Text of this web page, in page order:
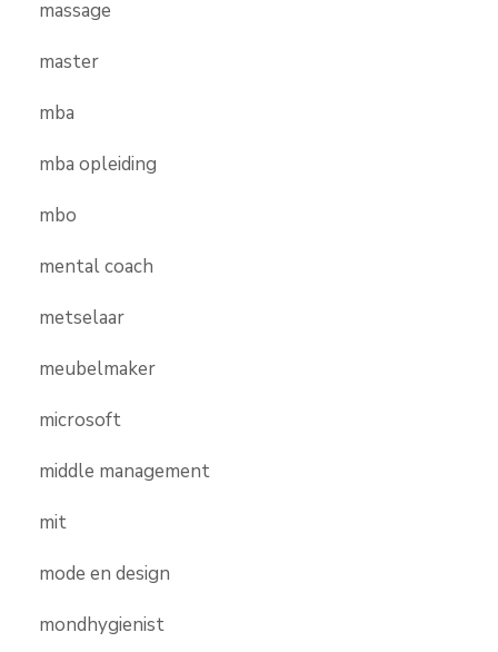
massage
master
mba
mba opleiding
mbo
mental coach
metselaar
meubelmaker
microsoft
middle management
mit
mode en design
mondhygienist